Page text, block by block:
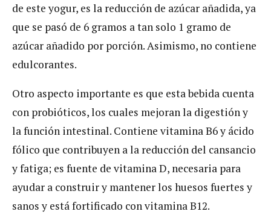
de este yogur, es la reducción de azúcar añadida, ya
que se pasó de 6 gramos a tan solo 1 gramo de
azúcar añadido por porción. Asimismo, no contiene
edulcorantes.
Otro aspecto importante es que esta bebida cuenta
con probióticos, los cuales mejoran la digestión y
la función intestinal. Contiene vitamina B6 y ácido
fólico que contribuyen a la reducción del cansancio
y fatiga; es fuente de vitamina D, necesaria para
ayudar a construir y mantener los huesos fuertes y
sanos y está fortificado con vitamina B12.